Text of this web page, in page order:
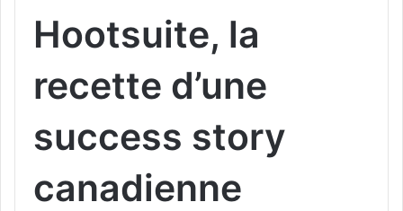
Hootsuite, la
recette d’une
success story
canadienne ​